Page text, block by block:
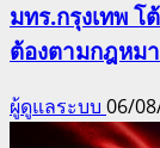
มทร.กรุงเทพ
ต้องตามกฎหม
ผู้ดูแลระบบ 06/